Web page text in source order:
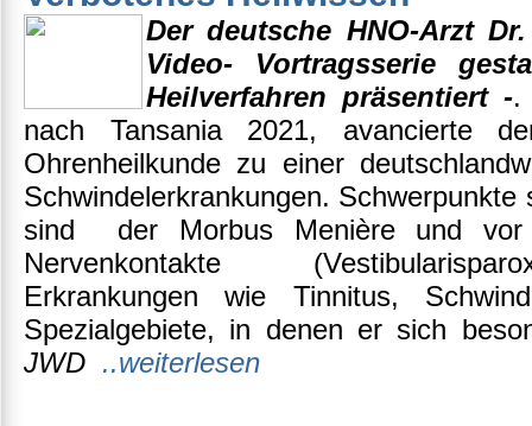
Der deutsche HNO-Arzt
Video- Vortragsserie
Heilverfahren präsentiert -.
nach Tansania 2021, avancierte
Ohrenheilkunde zu einer
Schwindelerkrankungen.
sind der Morbus Menière und vor
Nervenkontakte
Erkrankungen wie Tinnitus,
Spezialgebiete, in denen er sich
JWD ..weiterlesen